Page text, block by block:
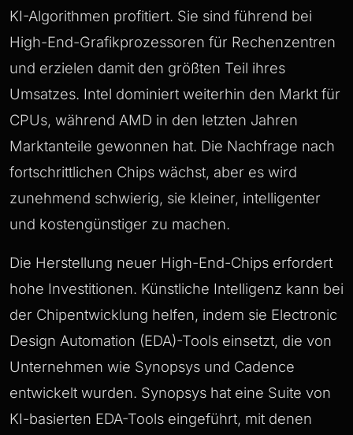
KI-Algorithmen profitiert. Sie sind führend bei
High-End-Grafikprozessoren für Rechenzentren
und erzielen damit den größten Teil ihres
Umsatzes. Intel dominiert weiterhin den Markt für
CPUs, während AMD in den letzten Jahren
Marktanteile gewonnen hat. Die Nachfrage nach
fortschrittlichen Chips wächst, aber es wird
zunehmend schwierig, sie kleiner, intelligenter
und kostengünstiger zu machen.
Die Herstellung neuer High-End-Chips erfordert
hohe Investitionen. Künstliche Intelligenz kann bei
der Chipentwicklung helfen, indem sie Electronic
Design Automation (EDA)-Tools einsetzt, die von
Unternehmen wie Synopsys und Cadence
entwickelt wurden. Synopsys hat eine Suite von
KI-basierten EDA-Tools eingeführt, mit denen